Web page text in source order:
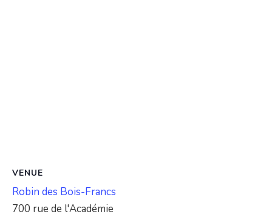
VENUE
Robin des Bois-Francs
700 rue de l'Académie